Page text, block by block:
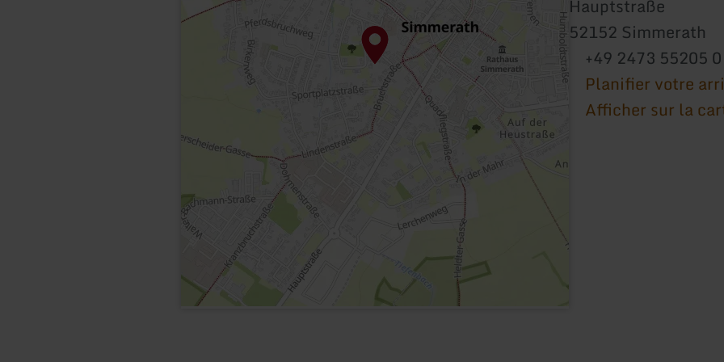
Hauptstraße
52152 Simmerath
+49 2473 55205 0
Planifier votre
Afficher sur la